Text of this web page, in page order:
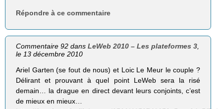
Répondre à ce commentaire
Commentaire 92 dansLeWeb 2010 – Les plateformes 3
le 13 décembre 2010
Ariel Garten (se fout de nous) et Loic Le Meur le couple ?
Délirant et prouvant à quel point LeWeb sera la risé
demain… la drague en direct devant leurs conjoints, c’est
de mieux en mieux…